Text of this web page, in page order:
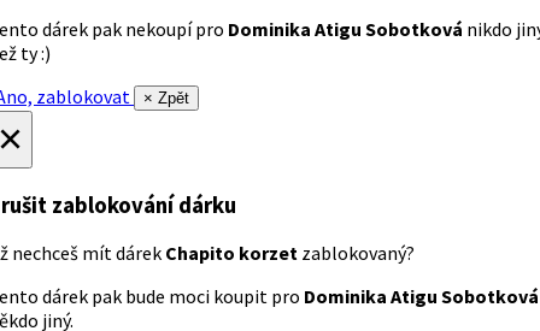
dárek pak nekoupí pro Dominika Atigu Sobotková nikdo
ty :)
zablokovat
× Zpět
zablokování dárku
nechceš mít dárek Chapito korzet zablokovaný?
dárek pak bude moci koupit pro Dominika Atigu Sobotková
jiný.